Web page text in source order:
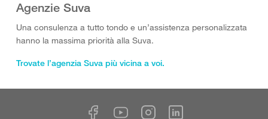
Agenzie Suva
Una consulenza a tutto tondo e un’assistenza personalizzata
hanno la massima priorità alla Suva.
Trovate l’agenzia Suva più vicina a voi.